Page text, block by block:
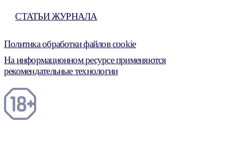
СТАТЬИ ЖУРНАЛА
Политика обработки файлов cookie
На информационном ресурсе применяются
рекомендательные технологии